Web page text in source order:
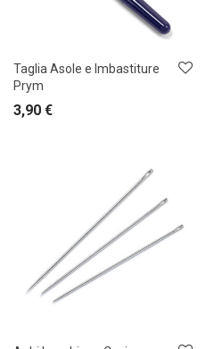
Taglia Asole e Imbastiture
Prym
3,90 €